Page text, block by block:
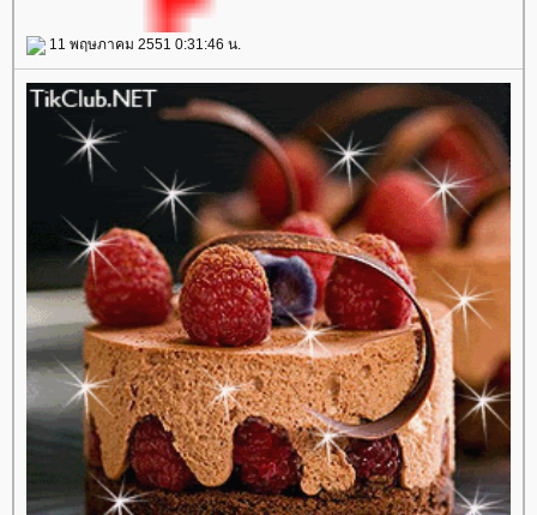
11 พฤษภาคม 2551 0:31:46 น.